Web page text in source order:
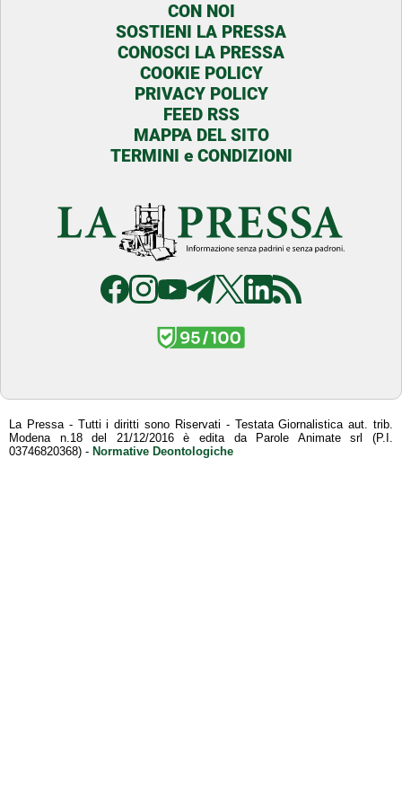
CON NOI
SOSTIENI LA PRESSA
CONOSCI LA PRESSA
COOKIE POLICY
PRIVACY POLICY
FEED RSS
MAPPA DEL SITO
TERMINI e CONDIZIONI
La Pressa - Tutti i diritti sono Riservati - Testata Giornalistica aut. trib.
Modena n.18 del 21/12/2016 è edita da Parole Animate srl (P.I.
03746820368) - Normative Deontologiche